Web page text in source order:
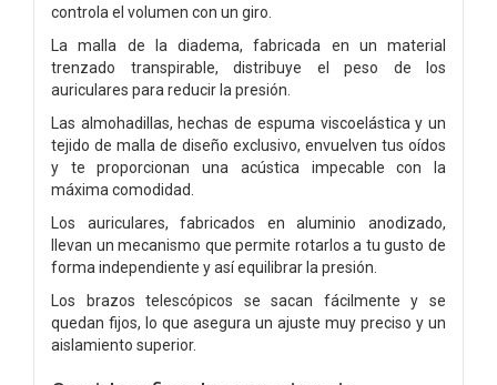
controla el volumen con un giro.
La malla de la diadema, fabricada en un material
trenzado transpirable, distribuye el peso de los
auriculares para reducir la presión.
Las almohadillas, hechas de espuma viscoelástica y un
tejido de malla de diseño exclusivo, envuelven tus oídos
y te proporcionan una acústica impecable con la
máxima comodidad.
Los auriculares, fabricados en aluminio anodizado,
llevan un mecanismo que permite rotarlos a tu gusto de
forma independiente y así equilibrar la presión.
Los brazos telescópicos se sacan fácilmentey se
quedan fijos, lo que asegura un ajuste muy preciso y un
aislamiento superior.